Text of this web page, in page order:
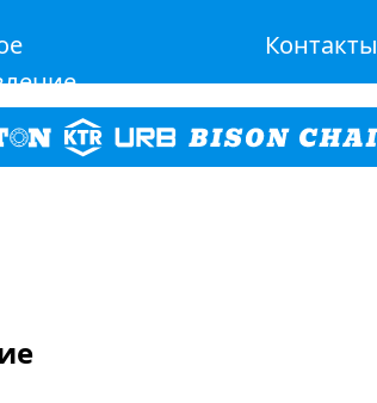
Контакты